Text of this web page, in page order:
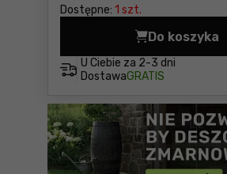
Dostępne: 1 szt.
U Ciebie za 2-3 dni
DostawaGRATIS
Do koszyka